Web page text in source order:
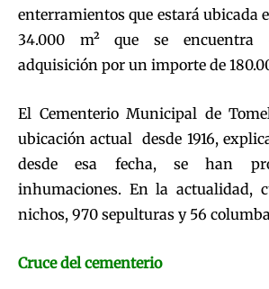
enterramientos que estará ubicada
34.000 m² que se encuentra
adquisición por un importe de
El Cementerio Municipal de
ubicación actual desde 1916,
desde esa fecha, se han
inhumaciones. En la actualidad,
nichos, 970 sepulturas y 56
Cruce del cementerio